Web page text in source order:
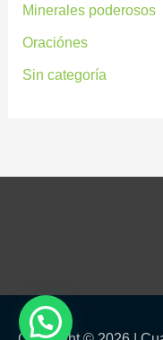
Minerales poderosos
Oraciónes
Sin categoría